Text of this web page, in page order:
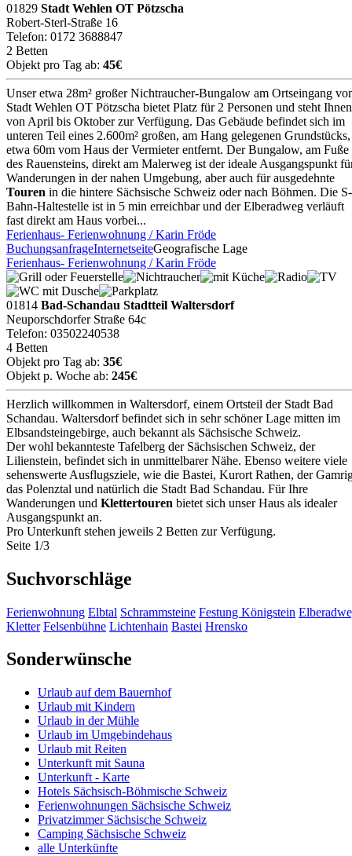
01829 Stadt Wehlen OT Pötzscha
Robert-Sterl-Straße 16
Telefon: 0172 3688847
2 Betten
Objekt pro Tag ab: 45€
Unser etwa 28m² großer Nichtraucher-Bungalow am Ortseingang
Stadt Wehlen OT Pötzscha bietet Platz für 2 Personen und steht Ihnen
von April bis Oktober zur Verfügung. Das Gebäude befindet sich im
unteren Teil eines 2.600m² großen, am Hang gelegenen Grundstücks,
etwa 60m vom Haus der Vermieter entfernt. Der Bungalow, am Fuße
des Rauensteins, direkt am Malerweg ist der ideale Ausgangspunkt
Wanderungen in der nahen Umgebung, aber auch für ausgedehnte
Touren in die hintere Sächsische Schweiz oder nach Böhmen. Die S-
Bahn-Haltestelle ist in 5 min erreichbar und der Elberadweg verläuft
fast direkt am Haus vorbei...
Ferienhaus- Ferienwohnung / Karin Fröde
BuchungsanfrageInternetseiteGeografische Lage
Ferienhaus- Ferienwohnung / Karin Fröde
01814 Bad-Schandau Stadtteil Waltersdorf
Neuporschdorfer Straße 64c
Telefon: 03502240538
4 Betten
Objekt pro Tag ab: 35€
Objekt p. Woche ab: 245€
Herzlich willkommen in Waltersdorf, einem Ortsteil der Stadt Bad
Schandau. Waltersdorf befindet sich in sehr schöner Lage mitten im
Elbsandsteingebirge, auch bekannt als Sächsische Schweiz.
Der wohl bekannteste Tafelberg der Sächsischen Schweiz, der
Lilienstein, befindet sich in unmittelbarer Nähe. Ebenso weitere viele
sehenswerte Ausflugsziele, wie die Bastei, Kurort Rathen, der
das Polenztal und natürlich die Stadt Bad Schandau. Für Ihre
Wanderungen und Klettertouren bietet sich unser Haus als idealer
Ausgangspunkt an.
Pro Unterkunft stehen jeweils 2 Betten zur Verfügung.
Seite 1/3
Suchvorschläge
Ferienwohnung Elbtal Schrammsteine Festung Königstein
Kletter Felsenbühne Lichtenhain Bastei Hrensko
Sonderwünsche
Urlaub auf dem Bauernhof
Urlaub mit Kindern
Urlaub in der Mühle
Urlaub im Umgebindehaus
Urlaub mit Reiten
Unterkunft mit Sauna
Unterkunft - Karte
Hotels Sächsisch-Böhmische Schweiz
Ferienwohnungen Sächsische Schweiz
Privatzimmer Sächsische Schweiz
Camping Sächsische Schweiz
alle Unterkünfte